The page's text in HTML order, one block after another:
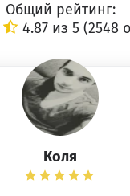
Общий рейтинг:
4.87 из 5 (2548
Коля